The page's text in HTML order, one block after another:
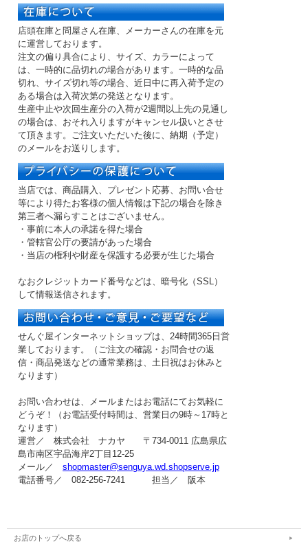
店頭在庫と問屋さん在庫、メーカーさんの在庫を元
に運営しております。
注文の偏り具合により、サイズ、カラーによって
は、一時的に品切れの場合があります。一時的な品
切れ、サイズ切れ等の場合、近日中に再入荷予定の
ある場合は入荷次第の発送となります。
生産中止や次回生産分の入荷が2週間以上先の見通し
の場合は、おそれ入りますがキャンセル扱いとさせ
て頂きます。ご注文いただいた後に、納期（予定）
のメールをお送りします。
当店では、商品購入、プレゼント応募、お問い合せ
等により得たお客様の個人情報は下記の場合を除き
第三者へ漏らすことはございません。
・事前に本人の承諾を得た場合
・管轄官公庁の要請があった場合
・当店の権利や財産を保護する必要が生じた場合
なおクレジットカード番号などは、暗号化（SSL）
して情報送信されます。
せんぐ屋インターネットショップは、24時間365日営
業しております。（ご注文の確認・お問合せの返
信・商品発送などの通常業務は、土日祝はお休みと
なります）
お問い合わせは、メールまたはお電話にてお気軽に
どうぞ！（お電話受付時間は、 営業日の9時～17時と
なります）
運営／ 株式会社 ナカヤ 〒734-0011 広島県広
島市南区宇品海岸2丁目12-25
メール／ shopmaster@senguya.wd.shopserve.jp
電話番号／ 082-256-7241 担当／ 阪本
お店のトップへ戻る